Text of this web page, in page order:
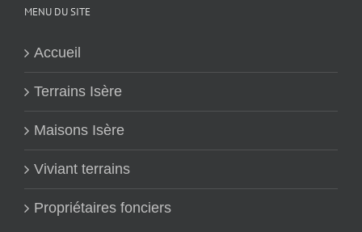
MENU DU SITE
Accueil
Terrains Isère
Maisons Isère
Viviant terrains
Propriétaires fonciers